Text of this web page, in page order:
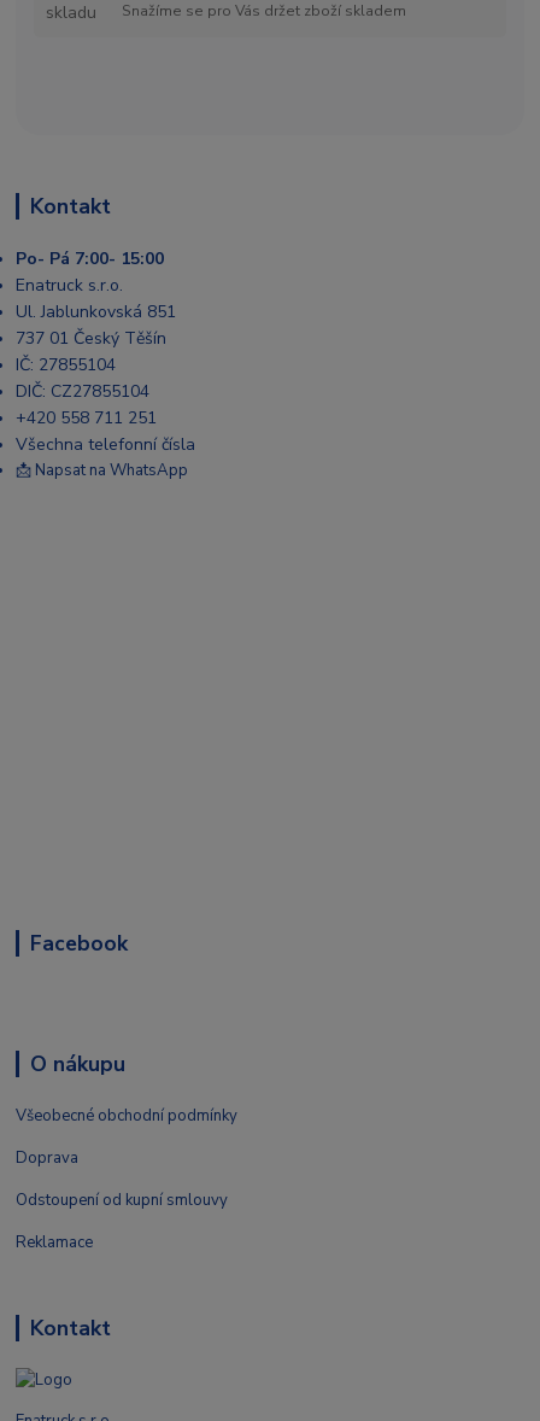
Snažíme se pro Vás držet zboží skladem
Kontakt
Po- Pá 7:00- 15:00
Enatruck s.r.o.
Ul. Jablunkovská 851
737 01 Český Těšín
IČ: 27855104
DIČ: CZ27855104
+420 558 711 251
Všechna telefonní čísla
📩 Napsat na WhatsApp
Facebook
O nákupu
Všeobecné obchodní podmínky
Doprava
Odstoupení od kupní smlouvy
Reklamace
Kontakt